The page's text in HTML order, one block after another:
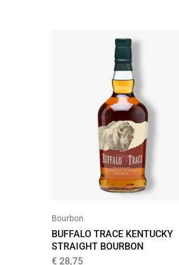
Bourbon
BUFFALO TRACE KENTUCKY
STRAIGHT BOURBON
€ 28,75